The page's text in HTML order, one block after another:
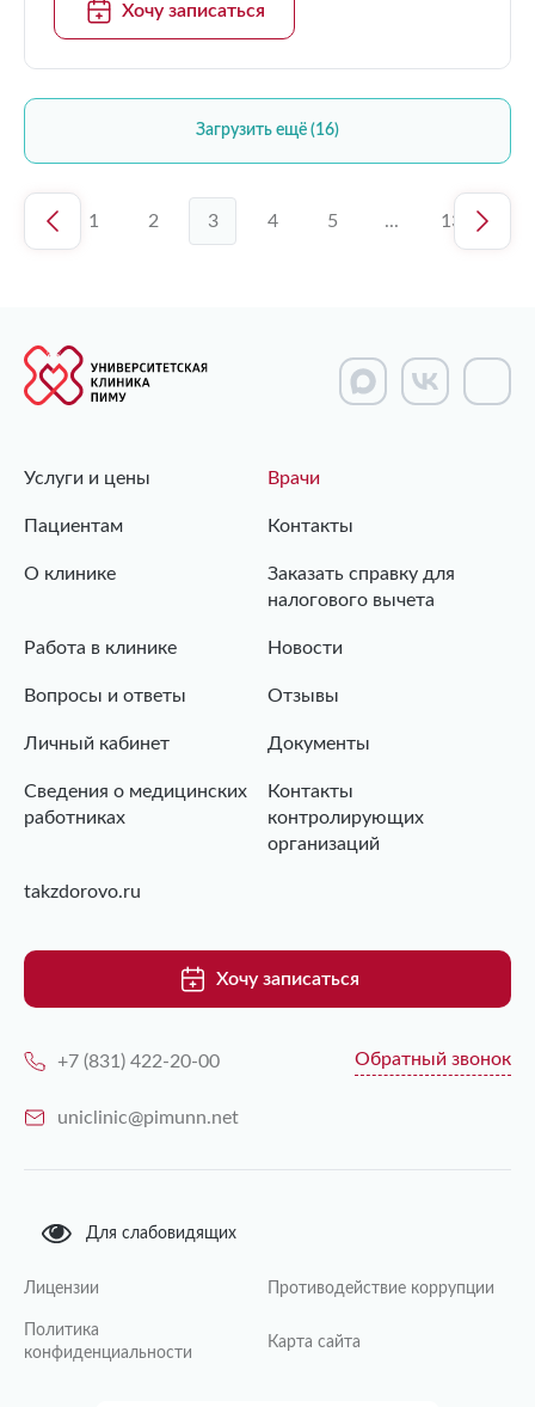
Хочу записаться
Загрузить ещё (16)
1 2 3 4 5 ... 13
Услуги и цены Врачи
Пациентам Контакты
О клинике
Заказать справку для
налогового вычета
Работа в клинике Новости
Вопросы и ответы Отзывы
Личный кабинет Документы
Сведения о медицинских
работниках
Контакты
контролирующих
организаций
takzdorovo.ru
Хочу записаться
+7 (831) 422-20-00 Обратный звонок
uniclinic@pimunn.net
Для слабовидящих
Лицензии Противодействие коррупции
Политика
конфиденциальности
Карта сайта